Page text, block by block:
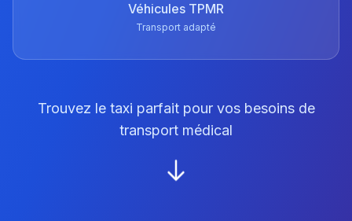
Véhicules TPMR
Transport adapté
Trouvez le taxi parfait pour vos besoins de
transport médical